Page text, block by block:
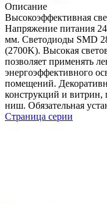
Описание
Высокоэффективная
Напряжение питания
мм. Светодиоды SMD
(2700K). Высокая
позволяет применять
энергоэффективного
помещений.
конструкций и витрин,
ниш. Обязательная
Страница серии